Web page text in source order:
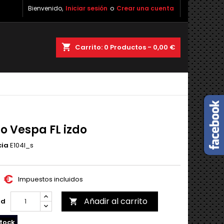
Bienvenido, Iniciar sesión o Crear una cuenta
shopping_cart Carrito: 0 Productos - 0,00 €
Vespa FL izdo
E104I_s
€ Impuestos incluidos
 Añadir al carrito